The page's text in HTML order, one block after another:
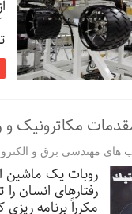
مکاترونیک و
های مهندسی برق و
روبات یک ماشین
رفتارهای انسان
مکرراً برنامه